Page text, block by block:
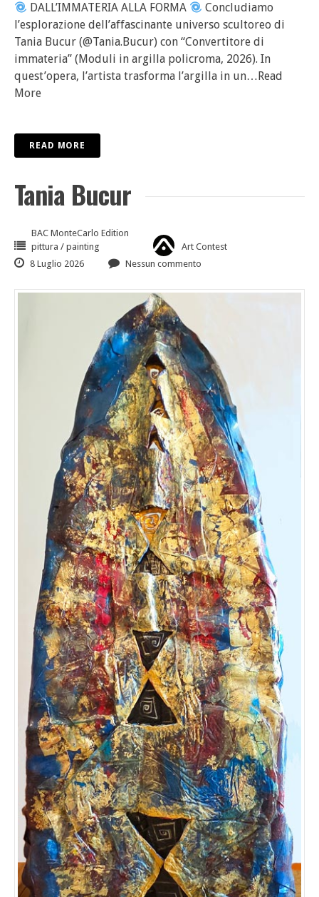
DALL’IMMATERIA ALLA FORMA
Concludiamo
l’esplorazione dell’affascinante universo scultoreo di
Tania Bucur (@Tania.Bucur) con “Convertitore di
immateria” (Moduli in argilla policroma, 2026). In
quest’opera, l’artista trasforma l’argilla in un…Read
More
READ MORE
Tania Bucur
BAC MonteCarlo Edition
pittura / painting
Art Contest
8 Luglio 2026
Nessun commento